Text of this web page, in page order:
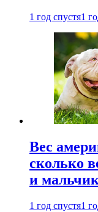
1 год спустя1
Вес
сколько
и
1 год спустя1